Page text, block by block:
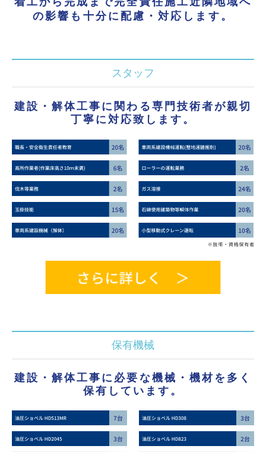
の影響も十分に配慮・対応します。
スタッフ
建設・解体工事に関わる専門技術者が親切
丁寧に対応致します。
保有機械
建設・解体工事に必要な機械・機材を多く
保有しています。